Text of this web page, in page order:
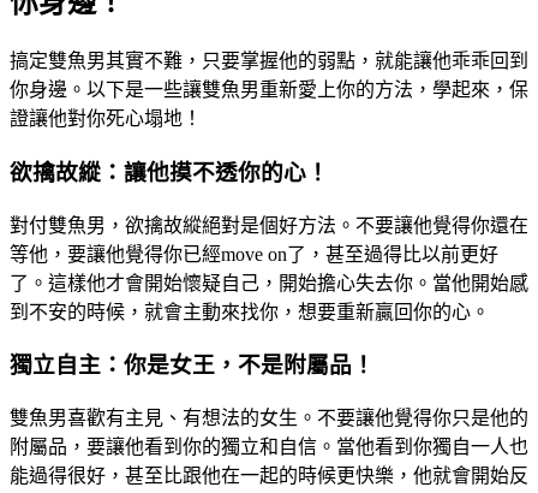
搞定雙魚男其實不難，只要掌握他的弱點，就能讓他乖乖回到
你身邊。以下是一些讓雙魚男重新愛上你的方法，學起來，保
證讓他對你死心塌地！
欲擒故縱：讓他摸不透你的心！
對付雙魚男，欲擒故縱絕對是個好方法。不要讓他覺得你還在
等他，要讓他覺得你已經move on了，甚至過得比以前更好
了。這樣他才會開始懷疑自己，開始擔心失去你。當他開始感
到不安的時候，就會主動來找你，想要重新贏回你的心。
獨立自主：你是女王，不是附屬品！
雙魚男喜歡有主見、有想法的女生。不要讓他覺得你只是他的
附屬品，要讓他看到你的獨立和自信。當他看到你獨自一人也
能過得很好，甚至比跟他在一起的時候更快樂，他就會開始反